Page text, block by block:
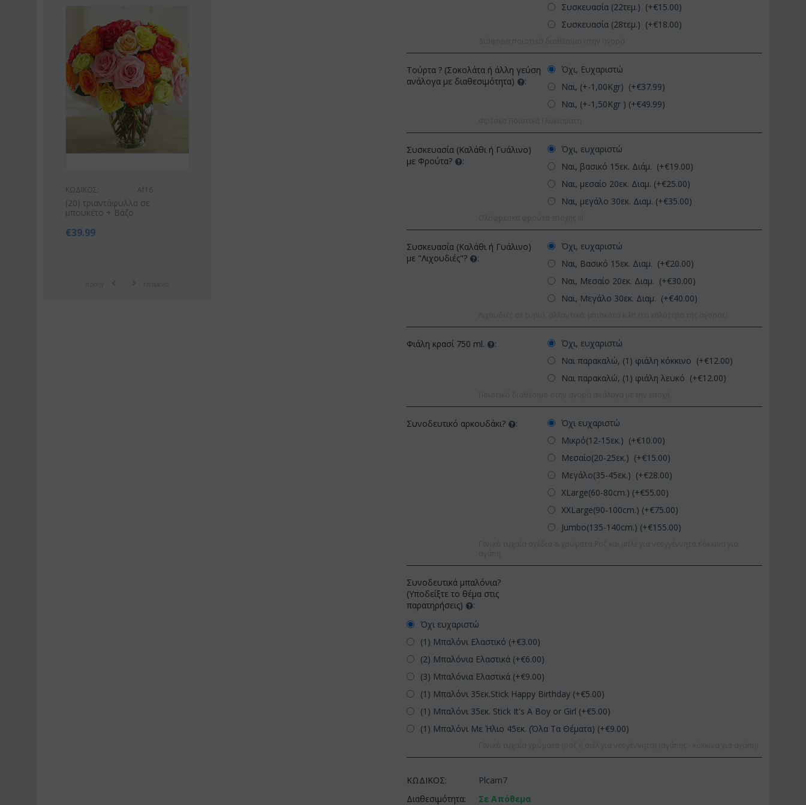
ΚΩΔΙΚΟΣ:
(20) τριαντάφυλλα σε
μπουκέτο + Βάζο
39.99
Έκπτωση 9%
Af13
(21) τριαντάφυλλα 60-70 εκ.
(διάφορα χρώμ...
ΚΩΔΙΚΟΣ:
Ορχιδέα φαλαίνοψις σε
€45.00 €39.99
Συσκευασία (22τεμ.) (+€15.00)
Συσκευασία (28τεμ.) (+€18.00)
Τούρτα ? (Σοκολάτα ή άλλη γεύση
ανάλογα με διαθεσιμότητα)
:
Όχι, Ευχαριστώ
Ναι, (+-1,00Kgr) (+€37.99)
Ναι, (+-1,50Kgr ) (+€49.99)
Συσκευασία (Καλάθι ή Γυάλινο)
με Φρούτα?
:
Όχι, ευχαριστώ
Ναι, βασικό 15εκ. Διάμ. (+€19.00)
Ναι, μεσαίο 20εκ. Διαμ. (+€25.00)
Ναι, μεγάλο 30εκ. Διαμ. (+€35.00)
Συσκευασία (Καλάθι ή Γυάλινο)
με "Λιχουδιές"?
:
Όχι, ευχαριστώ
Ναι, Βασικό 15εκ. Διαμ. (+€20.00)
Ναι, Μεσαίο 20εκ. Διαμ. (+€30.00)
Ναι, Μεγάλο 30εκ. Διαμ. (+€40.00)
Φιάλη κρασί 750 ml. :
Όχι, ευχαριστώ
Ναι παρακαλώ, (1) φιάλη κόκκινο (+€12.00)
Ναι παρακαλώ, (1) φιάλη λευκό (+€12.00)
Συνοδευτικό αρκουδάκι? :
Όχι ευχαριστώ
Μικρό(12-15εκ.) (+€10.00)
Μεσαίο(20-25εκ.) (+€15.00)
Μεγάλο(35-45εκ.) (+€28.00)
XLarge(60-80cm.) (+€55.00)
XXLarge(90-100cm.) (+€75.00)
Jumbo(135-140cm.) (+€155.00)
Συνοδευτικά μπαλόνια?
(Υποδείξτε το θέμα στις
παρατηρήσεις)
:
Όχι ευχαριστώ
(1) Μπαλόνι Ελαστικό (+€3.00)
(2) Μπαλόνια Ελαστικά (+€6.00)
(3) Μπαλόνια Ελαστικά (+€9.00)
(1) Μπαλόνι 35εκ.Stick Happy Birthday (+€5.00)
(1) Μπαλόνι 35εκ. Stick It's A Boy or Girl (+€5.00)
(1) Μπαλόνι Με Ήλιο 45εκ. (Όλα Τα Θέματα) (+€9.00)
ΚΩΔΙΚΟΣ:
Plcarn7
Διαθεσιμότητα:
Σε Απόθεμα